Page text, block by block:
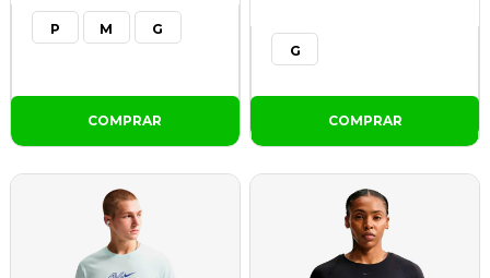
P M G
COMPRAR
G
COMPRAR